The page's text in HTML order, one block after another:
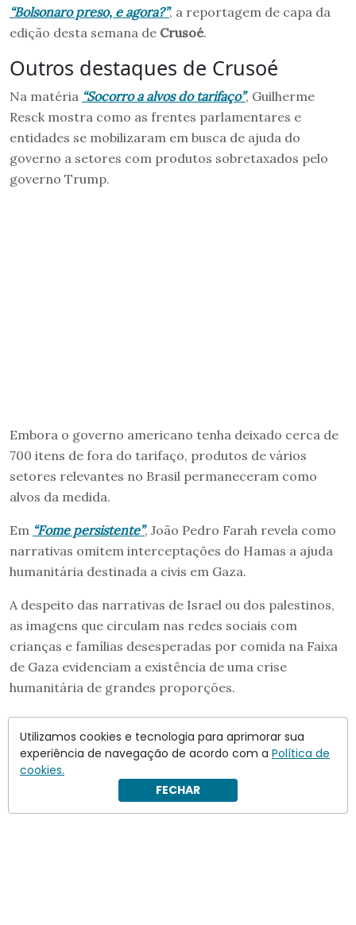
“Bolsonaro preso, e agora?”, a reportagem de capa da
edição desta semana de Crusoé.
Outros destaques de Crusoé
Na matéria “Socorro a alvos do tarifaço”, Guilherme
Resck mostra como as frentes parlamentares e
entidades se mobilizaram em busca de ajuda do
governo a setores com produtos sobretaxados pelo
governo Trump.
Embora o governo americano tenha deixado cerca de
700 itens de fora do tarifaço, produtos de vários
setores relevantes no Brasil permaneceram como
alvos da medida.
Em “Fome persistente”, João Pedro Farah revela como
narrativas omitem interceptações do Hamas a ajuda
humanitária destinada a civis em Gaza.
A despeito das narrativas de Israel ou dos palestinos,
as imagens que circulam nas redes sociais com
crianças e famílias desesperadas por comida na Faixa
de Gaza evidenciam a existência de uma crise
humanitária de grandes proporções.
Utilizamos cookies e tecnologia para aprimorar sua
experiência de navegação de acordo com a Política de
cookies.
FECHAR